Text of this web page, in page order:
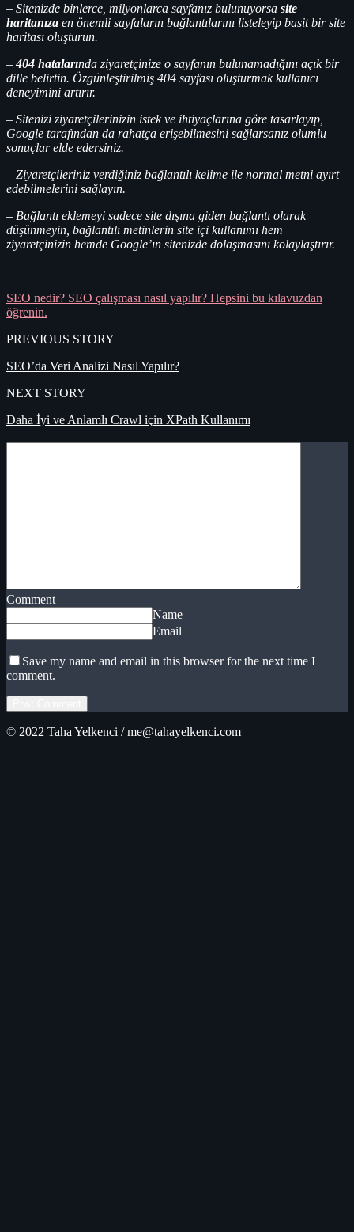
– Sitenizde binlerce, milyonlarca sayfanız bulunuyorsa site
haritanıza en önemli sayfaların bağlantılarını listeleyip basit bir site
haritası oluşturun.
– 404 hatalarında ziyaretçinize o sayfanın bulunamadığını açık bir
dille belirtin. Özgünleştirilmiş 404 sayfası oluşturmak kullanıcı
deneyimini artırır.
– Sitenizi ziyaretçilerinizin istek ve ihtiyaçlarına göre tasarlayıp,
Google tarafından da rahatça erişebilmesini sağlarsanız olumlu
sonuçlar elde edersiniz.
– Ziyaretçileriniz verdiğiniz bağlantılı kelime ile normal metni ayırt
edebilmelerini sağlayın.
– Bağlantı eklemeyi sadece site dışına giden bağlantı olarak
düşünmeyin, bağlantılı metinlerin site içi kullanımı hem
ziyaretçinizin hemde Google’ın sitenizde dolaşmasını kolaylaştırır.
SEO nedir? SEO çalışması nasıl yapılır? Hepsini bu kılavuzdan
öğrenin.
PREVIOUS STORY
SEO’da Veri Analizi Nasıl Yapılır?
NEXT STORY
Daha İyi ve Anlamlı Crawl için XPath Kullanımı
Comment
Name
Email
Save my name and email in this browser for the next time I
comment.
© 2022 Taha Yelkenci / me@tahayelkenci.com